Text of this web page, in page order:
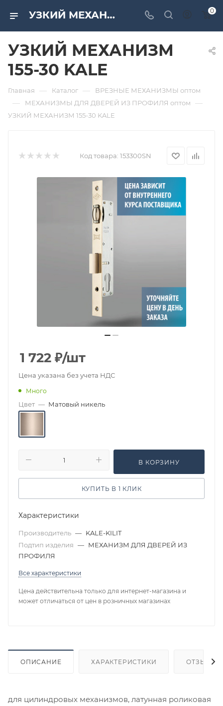
УЗКИЙ МЕХАНИЗМ 155-30 KALE. Дверная и мебельная фурнитура САМИР-КИЛИТ | Оптовые поставки 0
УЗКИЙ МЕХАНИЗМ
155-30 KALE
Главная — Каталог — ВРЕЗНЫЕ МЕХАНИЗМЫ оптом
— МЕХАНИЗМЫ ДЛЯ ДВЕРЕЙ ИЗ ПРОФИЛЯ оптом —
УЗКИЙ МЕХАНИЗМ 155-30 KALE
Код товара: 153300SN
1 722 ₽/шт
Цена указана без учета НДС
Много
Цвет — Матовый никель
В КОРЗИНУ
КУПИТЬ В 1 КЛИК
Характеристики
Производитель — KALE-KILIT
Подтип изделия — МЕХАНИЗМ ДЛЯ ДВЕРЕЙ ИЗ
ПРОФИЛЯ
Все характеристики
Цена действительна только для интернет-магазина и
может отличаться от цен в розничных магазинах
ОПИСАНИЕ ХАРАКТЕРИСТИКИ ОТЗЫВЫ
для цилиндровых механизмов, латунная роликовая